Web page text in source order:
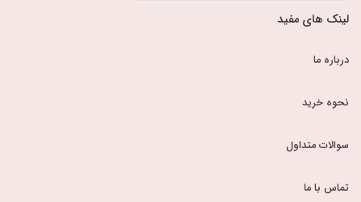
لینک های مفید
درباره ما
نحوه خرید
سوالات متداول
تماس با ما